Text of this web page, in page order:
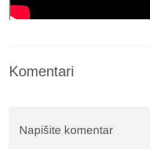
Komentari
Napišite komentar